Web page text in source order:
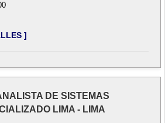
]
DE SISTEMAS
LIMA - LIMA